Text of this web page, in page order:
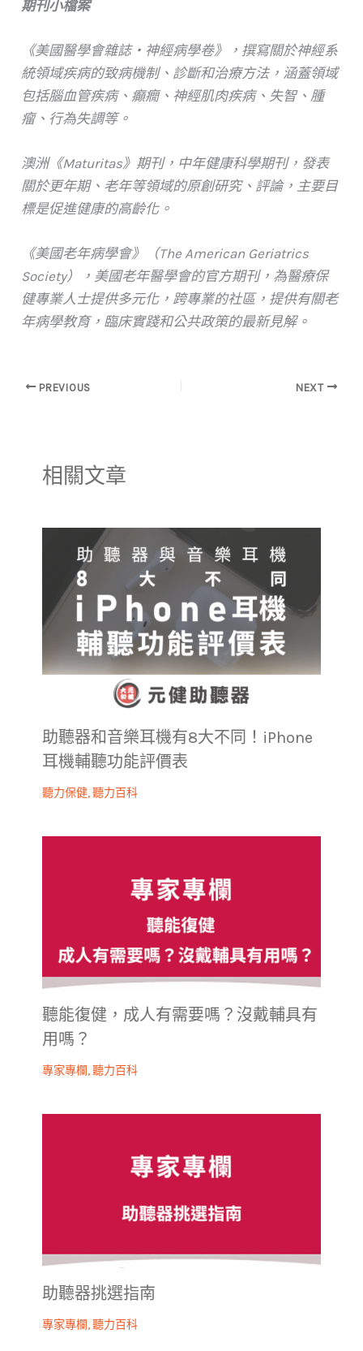
期刊小檔案
《美國醫學會雜誌・神經病學卷》，撰寫關於神經系
統領域疾病的致病機制、診斷和治療方法，涵蓋領域
包括腦血管疾病、癲癇、神經肌肉疾病、失智、腫
瘤、行為失調等。
澳洲《Maturitas》期刊，中年健康科學期刊，發表
關於更年期、老年等領域的原創研究、評論，主要目
標是促進健康的高齡化。
《美國老年病學會》（The American Geriatrics
Society），美國老年醫學會的官方期刊，為醫療保
健專業人士提供多元化，跨專業的社區，提供有關老
年病學教育，臨床實踐和公共政策的最新見解。
PREVIOUS NEXT
相關文章
助聽器和音樂耳機有8大不同！iPhone
耳機輔聽功能評價表
聽力保健,聽力百科
聽能復健，成人有需要嗎？沒戴輔具有
用嗎？
專家專欄,聽力百科
助聽器挑選指南
專家專欄,聽力百科